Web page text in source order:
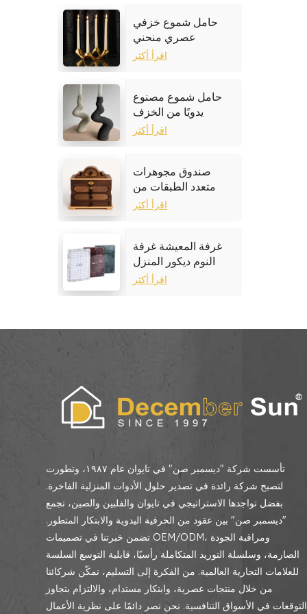
حامل شموع خزفي
عصري منحني
اقرأ أكثر
حامل شموع مصنوع
يدويًا من الخزف
الحجري
اقرأ أكثر
صندوق مجوهرات
متعدد الطبقات من
خشب الجوز
اقرأ أكثر
غرفة المعيشة غرفة
النوم ديكور المنزل
إطار الصورة الرخام
اقرأ أكثر
تأسست شركة "ديسمبر صن" في تايوان عام ١٩٨٧، وتطورت
لتصبح شركة رائدة في تصدير حلول الأدوات المنزلية الفاخرة.
بفضل تواجدها الاستراتيجي في تايوان والفلبين والصين، تجمع
"ديسمبر صن" بين عقود من الحرفية اليدوية والابتكار المتطور.
تضمن خبرتنا في تصميمات OEM/ODM، ومراقبة الجودة
الصارمة، وسلسلة التوريد المتكاملة رأسيًا، قابلية التوسع السلسة
للعلامات التجارية العالمية. من الفكرة إلى التسليم، نمكّن شركائنا
من خلال منتجات عصرية، وابتكار مستدام، والالتزام بتجاوز
التوقعات في الأسواق التنافسية. نحن نصر دائمًا على نظرية الأعمال